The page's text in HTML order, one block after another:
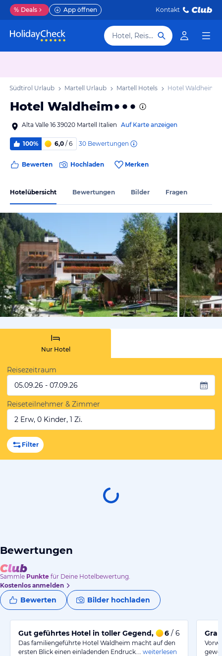
% Deals App öffnen Kontakt
Hotel, Reiseziel
Südtirol Urlaub Martell Urlaub Martell Hotels Hotel Waldheim
Hotel Waldheim
Alta Valle 16 39020 Martell Italien Auf Karte anzeigen
100% 6,0 / 6 30 Bewertungen
Bewerten Hochladen Merken
Hotelübersicht Bewertungen Bilder Fragen
vom
Nur Hotel
Reisezeitraum
05.09.26 - 07.09.26
Reiseteilnehmer & Zimmer
2 Erw, 0 Kinder, 1 Zi.
Filter
Bewertungen
Sammle Punkte für Deine Hotelbewertung.
Kostenlos anmelden
Bewerten Bilder hochladen
Gut geführtes Hotel in toller Gegend, gern wieder!
6 / 6
Das familiengeführte Hotel Waldheim macht auf den
ersten Blick einen einladenden Endruck.…
weiterlesen